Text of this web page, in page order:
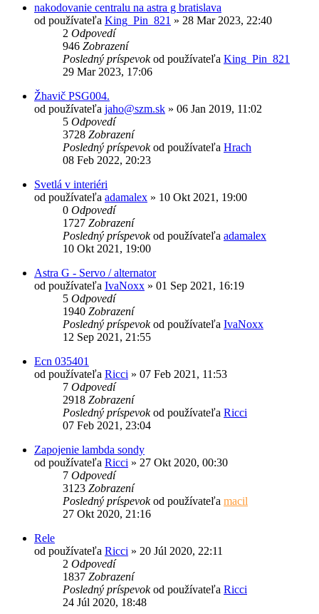
nakodovanie centralu na astra g bratislava
od používateľa King_Pin_821 » 28 Mar 2023, 22:40
2 Odpovedí
946 Zobrazení
Posledný príspevokod používateľa King_Pin_821
29 Mar 2023, 17:06
Žhavič PSG004.
od používateľa jaho@szm.sk » 06 Jan 2019, 11:02
5 Odpovedí
3728 Zobrazení
Posledný príspevokod používateľa Hrach
08 Feb 2022, 20:23
Svetlá v interiéri
od používateľa adamalex » 10 Okt 2021, 19:00
0 Odpovedí
1727 Zobrazení
Posledný príspevokod používateľa adamalex
10 Okt 2021, 19:00
Astra G - Servo / alternator
od používateľa IvaNoxx » 01 Sep 2021, 16:19
5 Odpovedí
1940 Zobrazení
Posledný príspevokod používateľa IvaNoxx
12 Sep 2021, 21:55
Ecn 035401
od používateľa Ricci » 07 Feb 2021, 11:53
7 Odpovedí
2918 Zobrazení
Posledný príspevokod používateľa Ricci
07 Feb 2021, 23:04
Zapojenie lambda sondy
od používateľa Ricci » 27 Okt 2020, 00:30
7 Odpovedí
3123 Zobrazení
Posledný príspevokod používateľa macil
27 Okt 2020, 21:16
Rele
od používateľa Ricci » 20 Júl 2020, 22:11
2 Odpovedí
1837 Zobrazení
Posledný príspevokod používateľa Ricci
24 Júl 2020, 18:48